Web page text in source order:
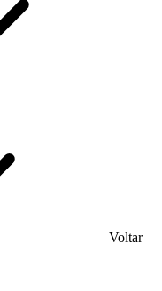
Voltar